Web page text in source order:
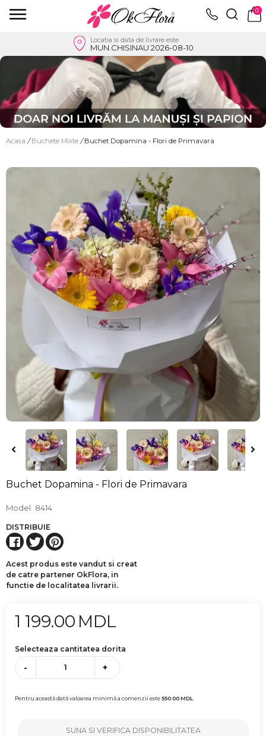
0
Locatia si data de livrare este
MUN.CHISINAU 2026-08-10
Acasa / Buchete Mixte / Buchet Dopamina - Flori de Primavara
Buchet Dopamina - Flori de Primavara
Model 8414
DISTRIBUIE
Acest produs este vandut si creat
de catre partener OkFlora, in
functie de localitatea livrarii.
1 199.00 MDL
Selecteaza cantitatea dorita
- +
Pentru această dată valoarea minimă a comenzii este550.00MDL
SUNA SI VERIFICA DISPONIBILITATEA